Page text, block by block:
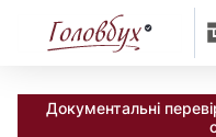
Документальні